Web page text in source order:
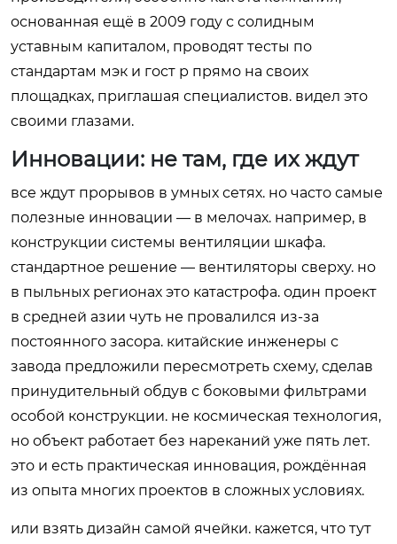
основанная ещё в 2009 году с солидным
уставным капиталом, проводят тесты по
стандартам мэк и гост р прямо на своих
площадках, приглашая специалистов. видел это
своими глазами.
Инновации: не там, где их ждут
все ждут прорывов в умных сетях. но часто самые
полезные инновации — в мелочах. например, в
конструкции системы вентиляции шкафа.
стандартное решение — вентиляторы сверху. но
в пыльных регионах это катастрофа. один проект
в средней азии чуть не провалился из-за
постоянного засора. китайские инженеры с
завода предложили пересмотреть схему, сделав
принудительный обдув с боковыми фильтрами
особой конструкции. не космическая технология,
но объект работает без нареканий уже пять лет.
это и есть практическая инновация, рождённая
из опыта многих проектов в сложных условиях.
или взять дизайн самой ячейки. кажется, что тут